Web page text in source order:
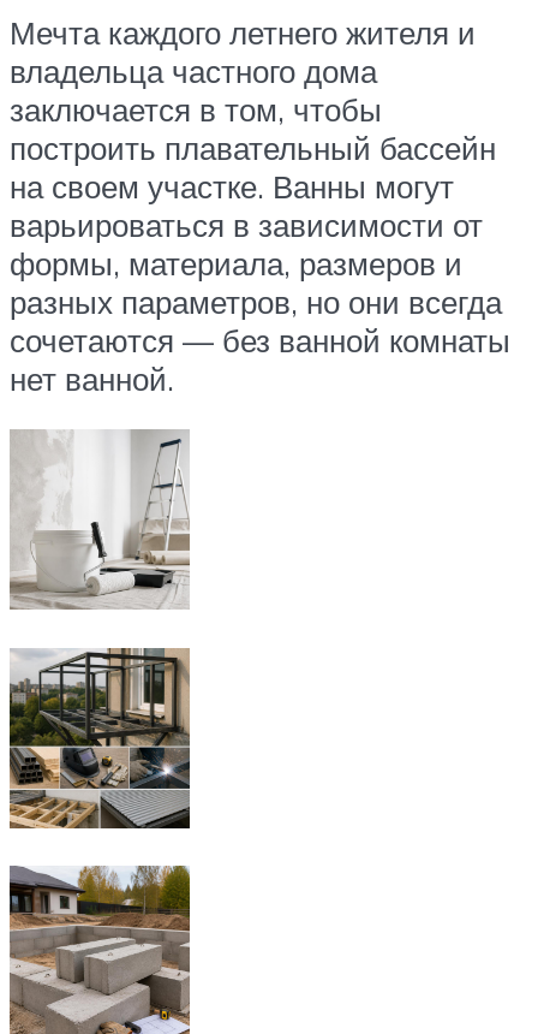
Мечта каждого летнего жителя и
владельца частного дома
заключается в том, чтобы
построить плавательный бассейн
на своем участке. Ванны могут
варьироваться в зависимости от
формы, материала, размеров и
разных параметров, но они всегда
сочетаются — без ванной комнаты
нет ванной.